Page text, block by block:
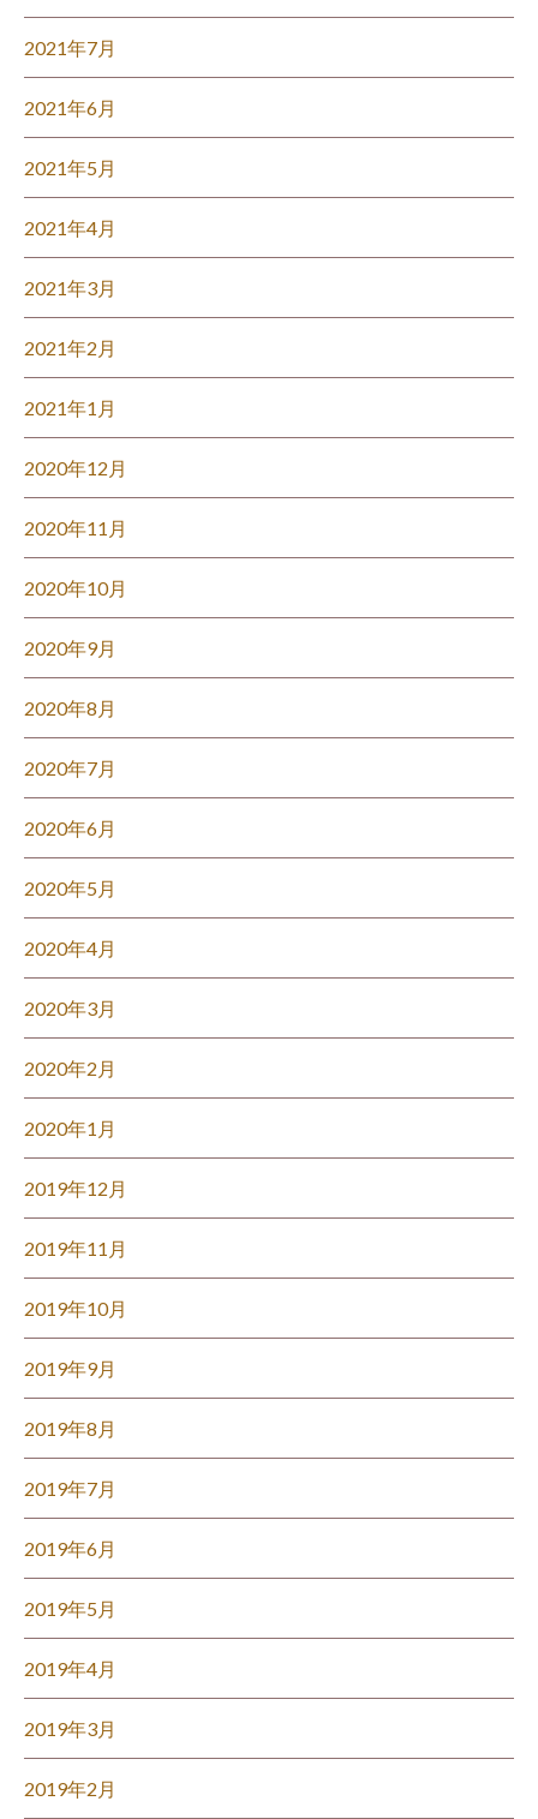
2021年7月
2021年6月
2021年5月
2021年4月
2021年3月
2021年2月
2021年1月
2020年12月
2020年11月
2020年10月
2020年9月
2020年8月
2020年7月
2020年6月
2020年5月
2020年4月
2020年3月
2020年2月
2020年1月
2019年12月
2019年11月
2019年10月
2019年9月
2019年8月
2019年7月
2019年6月
2019年5月
2019年4月
2019年3月
2019年2月